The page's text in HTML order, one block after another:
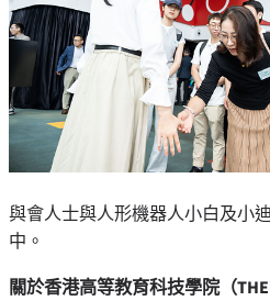
與會人士與人形機器人小白及小
中。
關於香港高等教育科技學院（